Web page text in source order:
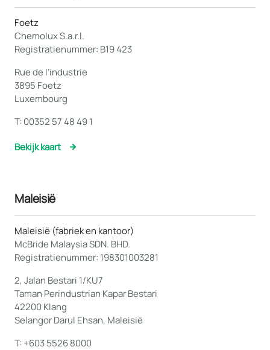
Foetz
Chemolux S.a.r.l.
Registratienummer: B19 423
Rue de l’industrie
3895 Foetz
Luxembourg
T: 00352 57 48 49 1
Bekijk kaart
Maleisië
Maleisië (fabriek en kantoor)
McBride Malaysia SDN. BHD.
Registratienummer: 198301003281
2, Jalan Bestari 1/KU7
Taman Perindustrian Kapar Bestari
42200 Klang
Selangor Darul Ehsan, Maleisië
T: +603 5526 8000